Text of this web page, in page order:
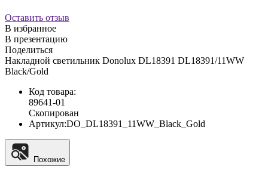
Оставить отзыв
В избранное
В презентацию
Поделиться
Накладной светильник Donolux DL18391 DL18391/11WW
Black/Gold
Код товара:
89641-01
Скопирован
Артикул:DO_DL18391_11WW_Black_Gold
Похожие